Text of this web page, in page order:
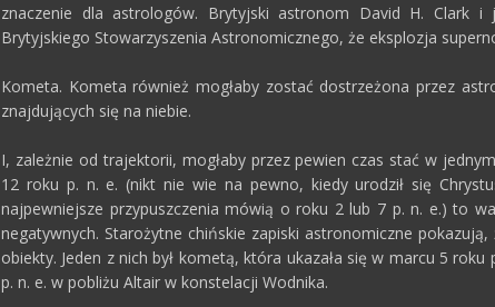
znaczenie dla astrologów. Brytyjski astronom David H. Clark i
Brytyjskiego Stowarzyszenia Astronomicznego, że eksplozja
Kometa. Kometa również mogłaby zostać dostrzeżona przez
znajdujących się na niebie.
I, zależnie od trajektorii, mogłaby przez pewien czas stać w
12 roku p. n. e. (nikt nie wie na pewno, kiedy urodził się
najpewniejsze przypuszczenia mówią o roku 2 lub 7 p. n. e.) to
negatywnych. Starożytne chińskie zapiski astronomiczne
obiekty. Jeden z nich był kometą, która ukazała się w marcu 5
p. n. e. w pobliżu Altair w konstelacji Wodnika.